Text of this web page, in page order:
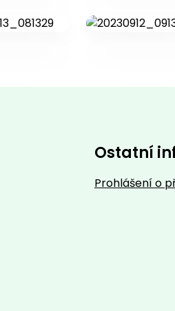
Ostatní
Prohlášení o